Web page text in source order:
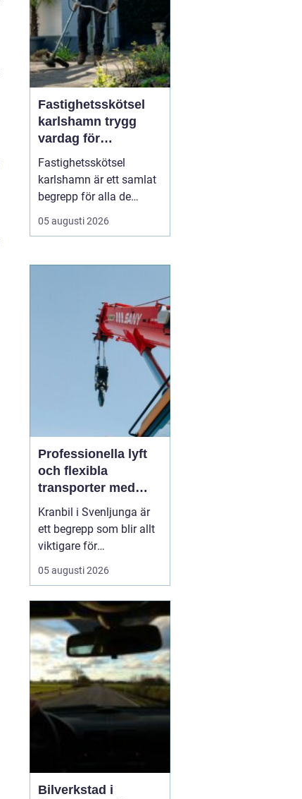
Fastighetsskötsel
karlshamn trygg
vardag för
fastighetsägare
Fastighetsskötsel
karlshamn är ett samlat
begrepp för alla de
insatser som håller en
fastighet ren, trygg och
Professionell skötsel av
byggnader mår bättre,
boende trivs mer och
fastighetsägare får ...
05 augusti 2026
Professionella lyft
och flexibla
transporter med
kranbil i Svenljunga
Kranbil i Svenljunga är
ett begrepp som blir allt
viktigare för
byggföretag, lantbrukare,
industrier och
behöver säkra lyft och
flexibla transporter i
södra Sverige. När tunga
material ska bå...
05 augusti 2026
Bilverkstad i